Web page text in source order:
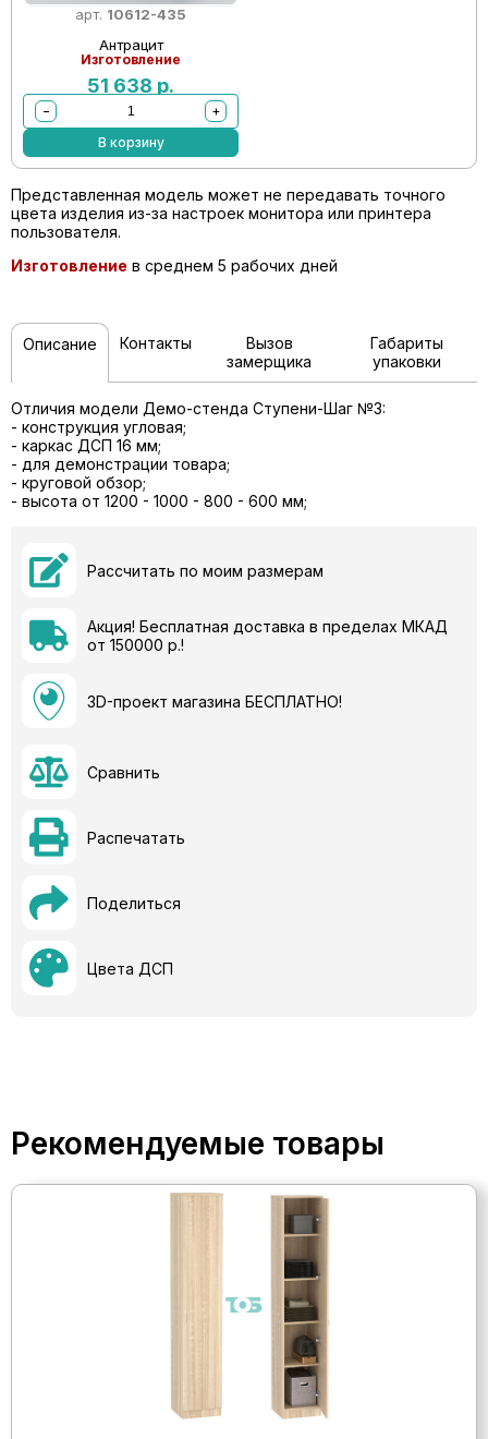
арт. 10612-435
Антрацит
Изготовление
51 638 р.
−
+
В корзину
Представленная модель может не передавать точного
цвета изделия из-за настроек монитора или принтера
пользователя.
Изготовление в среднем 5 рабочих дней
Описание Контакты
Вызов
замерщика
Габариты
упаковки
Отличия модели Демо-стенда Ступени-Шаг №3:
- конструкция угловая;
- каркас ДСП 16 мм;
- для демонстрации товара;
- круговой обзор;
- высота от 1200 - 1000 - 800 - 600 мм;
Рассчитать по моим размерам
Акция! Бесплатная доставка в пределах МКАД
от 150000 р.!
3D-проект магазина БЕСПЛАТНО!
Сравнить
Распечатать
Поделиться
Цвета ДСП
Рекомендуемые товары